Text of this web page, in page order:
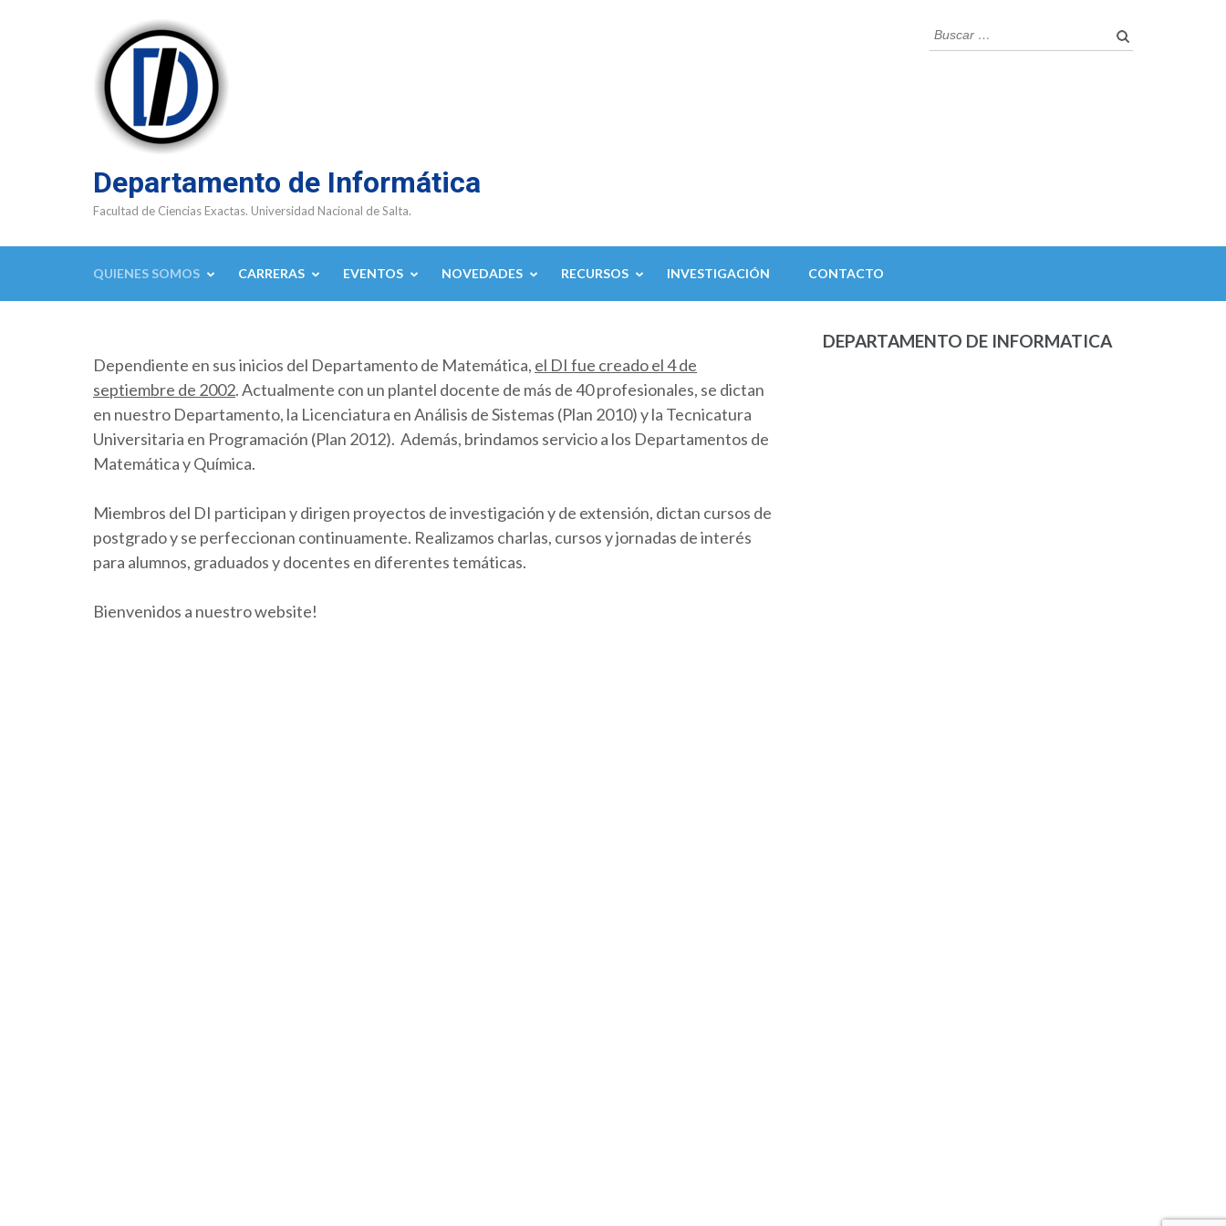
Departamento de Informática
Facultad de Ciencias Exactas. Universidad Nacional de Salta.
Buscar:
QUIENES SOMOS CARRERAS EVENTOS NOVEDADES RECURSOS INVESTIGACIÓN CONTACTO
Dependiente en sus inicios del Departamento de Matemática, el DI fue creado el 4 de
septiembre de 2002. Actualmente con un plantel docente de más de 40 profesionales, se dictan
en nuestro Departamento, la Licenciatura en Análisis de Sistemas (Plan 2010) y la Tecnicatura
Universitaria en Programación (Plan 2012). Además, brindamos servicio a los Departamentos de
Matemática y Química.
Miembros del DI participan y dirigen proyectos de investigación y de extensión, dictan cursos de
postgrado y se perfeccionan continuamente. Realizamos charlas, cursos y jornadas de interés
para alumnos, graduados y docentes en diferentes temáticas.
Bienvenidos a nuestro website!
DEPARTAMENTO DE INFORMATICA